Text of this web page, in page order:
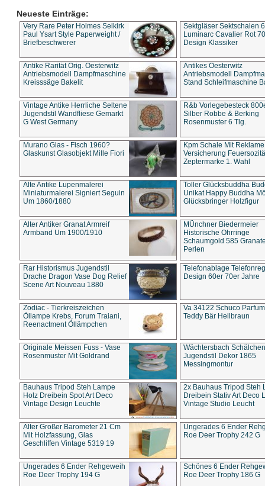
Neueste Einträge:
Very Rare Peter Holmes Selkirk
Paul Ysart Style Paperweight /
Briefbeschwerer
Sektgläser Sektschalen
Luminarc Cavalier Rot
Design Klassiker
Antike Rarität Orig. Oesterwitz
Antriebsmodell Dampfmaschine
Kreisssäge Bakelit
Antikes Oesterwitz
Antriebsmodell
Stand Schleifmaschine
Vintage Antike Herrliche Seltene
Jugendstil Wandfliese Gemarkt
G West Germany
R&b Vorlegebesteck
Silber Robbe & Berking
Rosenmuster 6 Tlg.
Murano Glas - Fisch 1960?
Glaskunst Glasobjekt Mille Fiori
Kpm Schale Mit Reklame
Versicherung
Zeptermarke 1. Wahl
Alte Antike Lupenmalerei
Miniaturmalerei Signiert Seguin
Um 1860/1880
Toller Glücksbuddha
Unikat Happy Buddha
Glücksbringer Holzfigur
Alter Antiker Granat Armreif
Armband Um 1900/1910
MÜnchner Biedermeier
Historische Ohrringe
Schaumgold 585
Perlen
Rar Historismus Jugendstil
Drache Dragon Vase Dog Relief
Scene Art Nouveau 1880
Telefonablage
Design 60er 70er Jahre
Zodiac - Tierkreiszeichen
Öllampe Krebs, Forum Traiani,
Reenactment Öllämpchen
Va 34122 Schuco
Teddy Bär Hellbraun
Originale Meissen Fuss - Vase
Rosenmuster Mit Goldrand
Wächtersbach Schälchen
Jugendstil Dekor 1865
Messingmontur
Bauhaus Tripod Steh Lampe
Holz Dreibein Spot Art Deco
Vintage Design Leuchte
2x Bauhaus Tripod Steh
Dreibein Stativ Art Deco
Vintage Studio Leucht
Alter Großer Barometer 21 Cm
Mit Holzfassung, Glas
Geschliffen Vintage 5319 19
Ungerades 6 Ender
Roe Deer Trophy 242 G
Ungerades 6 Ender Rehgeweih
Roe Deer Trophy 194 G
Schönes 6 Ender
Roe Deer Trophy 186 G